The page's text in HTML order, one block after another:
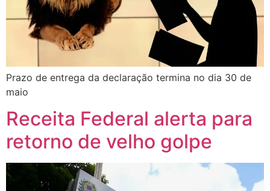
Prazo de entrega da declaração termina no dia 30 de
maio
Receita Federal alerta para
retorno de velho golpe